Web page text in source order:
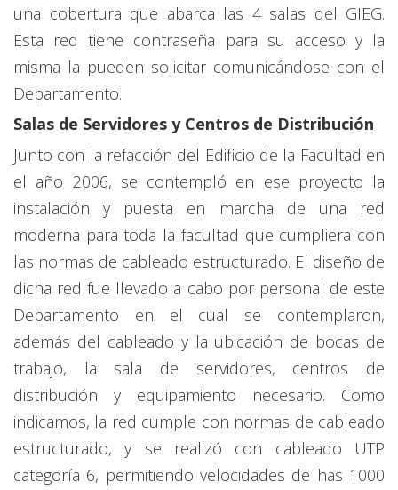
una cobertura que abarca las 4 salas del GIEG.
Esta red tiene contraseña para su acceso y la
misma la pueden solicitar comunicándose con el
Departamento.
Salas de Servidores y Centros de Distribución
Junto con la refacción del Edificio de la Facultad en
el año 2006, se contempló en ese proyecto la
instalación y puesta en marcha de una red
moderna para toda la facultad que cumpliera con
las normas de cableado estructurado. El diseño de
dicha red fue llevado a cabo por personal de este
Departamento en el cual se contemplaron,
además del cableado y la ubicación de bocas de
trabajo, la sala de servidores, centros de
distribución y equipamiento necesario. Como
indicamos, la red cumple con normas de cableado
estructurado, y se realizó con cableado UTP
categoría 6, permitiendo velocidades de has 1000